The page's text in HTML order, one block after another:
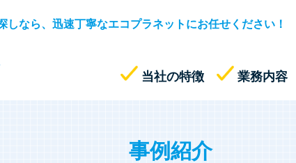
なら、迅速丁寧なエコプラネットにお任せください！
当社の特徴 業務内容
事例紹介